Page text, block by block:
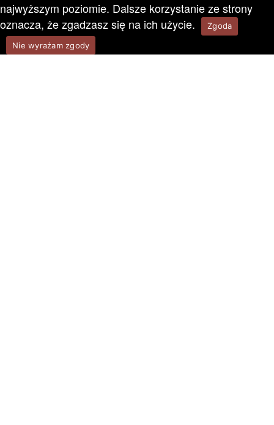
najwyższym poziomie. Dalsze korzystanie ze strony
oznacza, że zgadzasz się na ich użycie.
Zgoda
Nie wyrażam zgody